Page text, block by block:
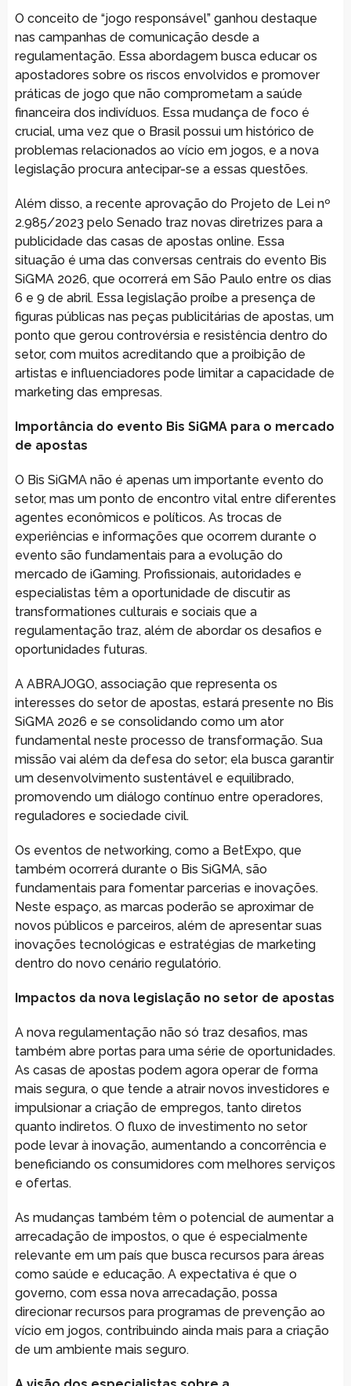
O conceito de “jogo responsável” ganhou destaque
nas campanhas de comunicação desde a
regulamentação. Essa abordagem busca educar os
apostadores sobre os riscos envolvidos e promover
práticas de jogo que não comprometam a saúde
financeira dos indivíduos. Essa mudança de foco é
crucial, uma vez que o Brasil possui um histórico de
problemas relacionados ao vício em jogos, e a nova
legislação procura antecipar-se a essas questões.
Além disso, a recente aprovação do Projeto de Lei nº
2.985/2023 pelo Senado traz novas diretrizes para a
publicidade das casas de apostas online. Essa
situação é uma das conversas centrais do evento Bis
SiGMA 2026, que ocorrerá em São Paulo entre os dias
6 e 9 de abril. Essa legislação proíbe a presença de
figuras públicas nas peças publicitárias de apostas, um
ponto que gerou controvérsia e resistência dentro do
setor, com muitos acreditando que a proibição de
artistas e influenciadores pode limitar a capacidade de
marketing das empresas.
Importância do evento Bis SiGMA para o mercado
de apostas
O Bis SiGMA não é apenas um importante evento do
setor, mas um ponto de encontro vital entre diferentes
agentes econômicos e políticos. As trocas de
experiências e informações que ocorrem durante o
evento são fundamentais para a evolução do
mercado de iGaming. Profissionais, autoridades e
especialistas têm a oportunidade de discutir as
transformationes culturais e sociais que a
regulamentação traz, além de abordar os desafios e
oportunidades futuras.
A ABRAJOGO, associação que representa os
interesses do setor de apostas, estará presente no Bis
SiGMA 2026 e se consolidando como um ator
fundamental neste processo de transformação. Sua
missão vai além da defesa do setor; ela busca garantir
um desenvolvimento sustentável e equilibrado,
promovendo um diálogo contínuo entre operadores,
reguladores e sociedade civil.
Os eventos de networking, como a BetExpo, que
também ocorrerá durante o Bis SiGMA, são
fundamentais para fomentar parcerias e inovações.
Neste espaço, as marcas poderão se aproximar de
novos públicos e parceiros, além de apresentar suas
inovações tecnológicas e estratégias de marketing
dentro do novo cenário regulatório.
Impactos da nova legislação no setor de apostas
A nova regulamentação não só traz desafios, mas
também abre portas para uma série de oportunidades.
As casas de apostas podem agora operar de forma
mais segura, o que tende a atrair novos investidores e
impulsionar a criação de empregos, tanto diretos
quanto indiretos. O fluxo de investimento no setor
pode levar à inovação, aumentando a concorrência e
beneficiando os consumidores com melhores serviços
e ofertas.
As mudanças também têm o potencial de aumentar a
arrecadação de impostos, o que é especialmente
relevante em um país que busca recursos para áreas
como saúde e educação. A expectativa é que o
governo, com essa nova arrecadação, possa
direcionar recursos para programas de prevenção ao
vício em jogos, contribuindo ainda mais para a criação
de um ambiente mais seguro.